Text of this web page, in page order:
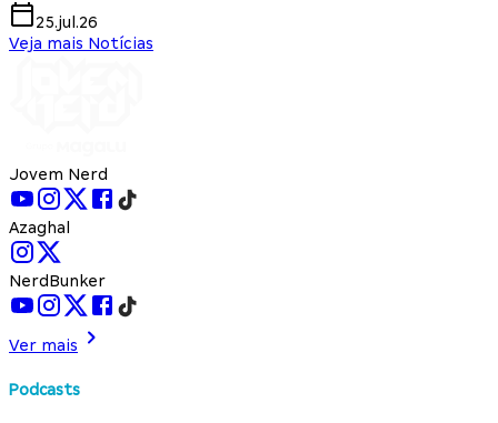
25.jul.26
Veja mais Notícias
Jovem Nerd
Azaghal
NerdBunker
Ver mais
Podcasts